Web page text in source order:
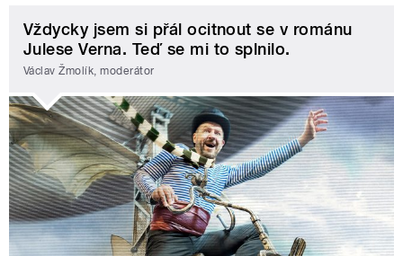
Vždycky jsem si přál ocitnout se v románu
Julese Verna. Teď se mi to splnilo.
Václav Žmolík, moderátor